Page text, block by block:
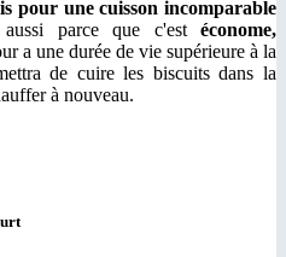
pour une cuisson incomparable
parce que c'est économe,
a une durée de vie supérieure à la
de cuire les biscuits dans la
à nouveau.